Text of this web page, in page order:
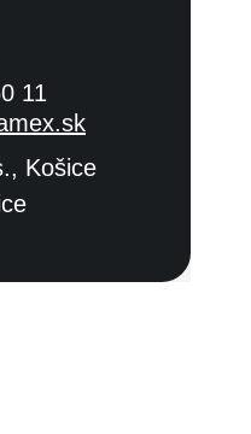
11
Košice